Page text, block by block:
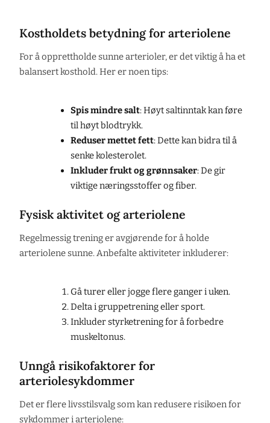
Kostholdets betydning for arteriolene
For å opprettholde sunne arterioler, er det viktig å ha et
balansert kosthold. Her er noen tips:
Spis mindre salt: Høyt saltinntak kan føre
til høyt blodtrykk.
Reduser mettet fett: Dette kan bidra til å
senke kolesterolet.
Inkluder frukt og grønnsaker: De gir
viktige næringsstoffer og fiber.
Fysisk aktivitet og arteriolene
Regelmessig trening er avgjørende for å holde
arteriolene sunne. Anbefalte aktiviteter inkluderer:
Gå turer eller jogge flere ganger i uken.
Delta i gruppetrening eller sport.
Inkluder styrketrening for å forbedre
muskeltonus.
Unngå risikofaktorer for
arteriolesykdommer
Det er flere livsstilsvalg som kan redusere risikoen for
sykdommer i arteriolene: